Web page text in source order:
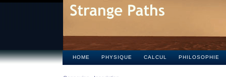
HOME PHYSIQUE CALCUL PHILOSOPHIE